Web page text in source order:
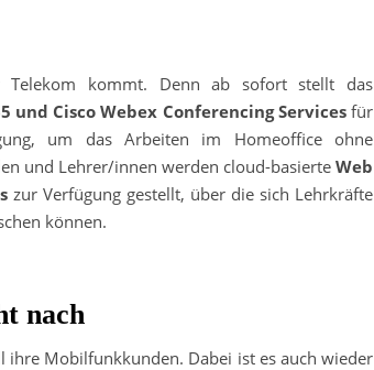
kommt. Denn ab sofort stellt das
und Cisco Webex ConferencingServicesfür
um das Arbeiten im Homeoffice ohne
und Lehrer/innen werden cloud-basierte Web
zur Verfügung gestellt, über die sich Lehrkräfte
können.
nach
Mobilfunkkunden. Dabei ist es auch wieder